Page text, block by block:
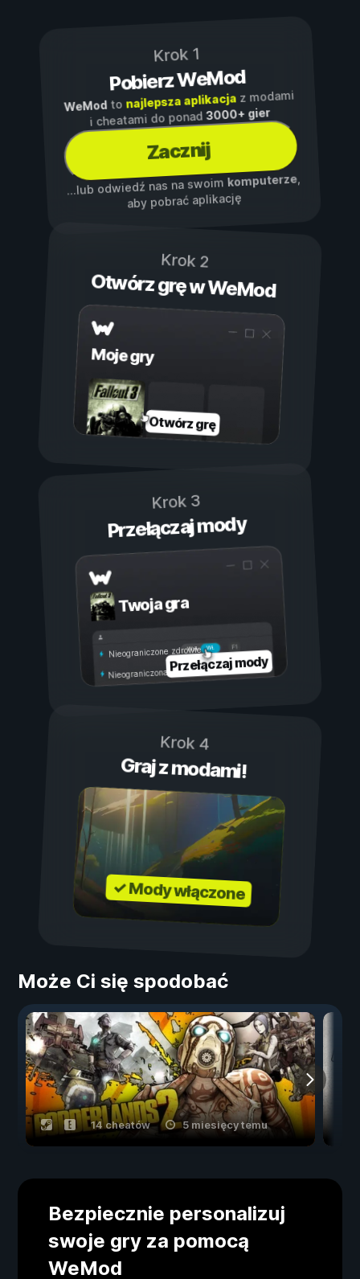
Krok 1
Pobierz WeMod
WeModto najlepsza aplikacjaz modami
i cheatami do ponad3000+ gier
Zacznij
...lub odwiedź nas na swoim komputerze,
aby pobrać aplikację
Krok 2
Otwórz grę w WeMod
Moje gry
Otwórz grę
Krok 3
Przełączaj mody
Twoja gra
Wł.
Wył.
Nieograniczone zdrowie
Nieograniczona wytrzymałość
Przełączaj mody
Krok 4
Graj z modami!
✓ Mody włączone
Może Ci się spodobać
14 cheatów 5 miesięcy temu
Bezpiecznie personalizuj
swoje gry za pomocą
WeMod